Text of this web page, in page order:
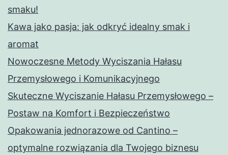
smaku!
Kawa jako pasja: jak odkryć idealny smak i
aromat
Nowoczesne Metody Wyciszania Hałasu
Przemysłowego i Komunikacyjnego
Skuteczne Wyciszanie Hałasu Przemysłowego –
Postaw na Komfort i Bezpieczeństwo
Opakowania jednorazowe od Cantino –
optymalne rozwiązania dla Twojego biznesu